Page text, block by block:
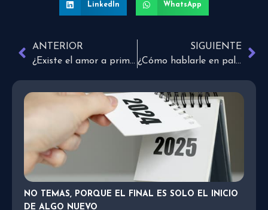
LinkedIn WhatsApp
ANTERIOR
¿Existe el amor a primera vista según la Biblia?
SIGUIENTE
¿Cómo hablarle en palabras sencillas a los que no conocen de Jesús?
NO TEMAS, PORQUE EL FINAL ES SOLO EL INICIO
DE ALGO NUEVO